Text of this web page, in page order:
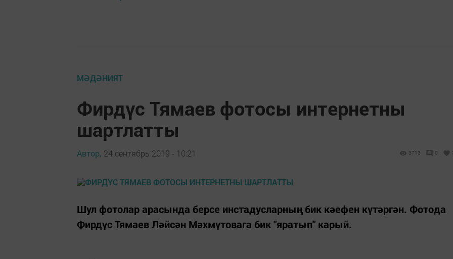
МӘДӘНИЯТ
Фирдүс Тямаев фотосы интернетны
шартлатты
Автор, 24 сентябрь 2019 - 10:21 3713 0
Шул фотолар арасында берсе инстадусларның бик кәефен күтәргән. Фотода
Фирдүс Тямаев Ләйсән Мәхмүтовага бик "яратып" карый.